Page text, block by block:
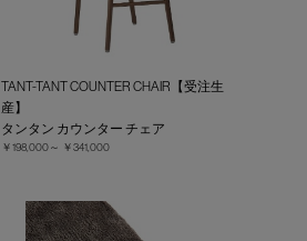
TANT-TANT COUNTER CHAIR【受注生
産】
タンタン カウンター チェア
￥198,000～ ￥341,000